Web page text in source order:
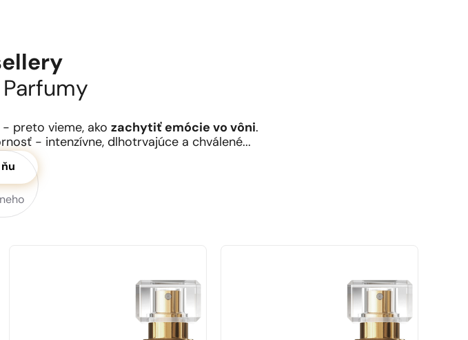
Parfumy
preto vieme, ako zachytiť emócie vo vôni.
- intenzívne, dlhotrvajúce a chválené...
ňu